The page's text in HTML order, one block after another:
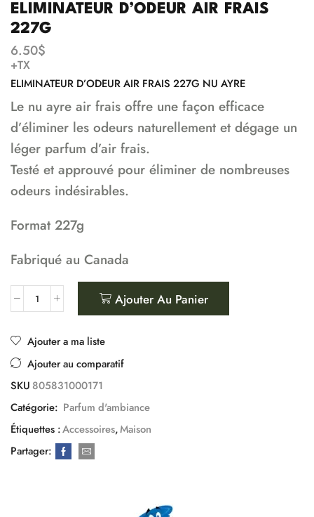
ELIMINATEUR D’ODEUR AIR FRAIS
227G
6.50$
+TX
ELIMINATEUR D’ODEUR AIR FRAIS 227G NU AYRE
Le nu ayre air frais offre une façon efficace
d’éliminer les odeurs naturellement et dégage un
léger parfum d’air frais.
Testé et approuvé pour éliminer de nombreuses
odeurs indésirables.
Format 227g
Fabriqué au Canada
Ajouter Au Panier
Ajouter a ma liste
Ajouter au comparatif
SKU 805831000171
Catégorie: Parfum d'ambiance
Étiquettes :Accessoires,Maison
Partager: